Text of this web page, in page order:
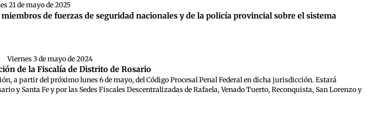
21 de mayo de 2025
de fuerzas de seguridad nacionales y de la policía provincial sobre el sistema
Viernes 3 de mayo de 2024
de la Fiscalía de Distrito de Rosario
a partir del próximo lunes 6 de mayo, del Código Procesal Penal Federal en dicha jurisdicción. Estará
y Santa Fe y por las Sedes Fiscales Descentralizadas de Rafaela, Venado Tuerto, Reconquista, San Lorenzo y